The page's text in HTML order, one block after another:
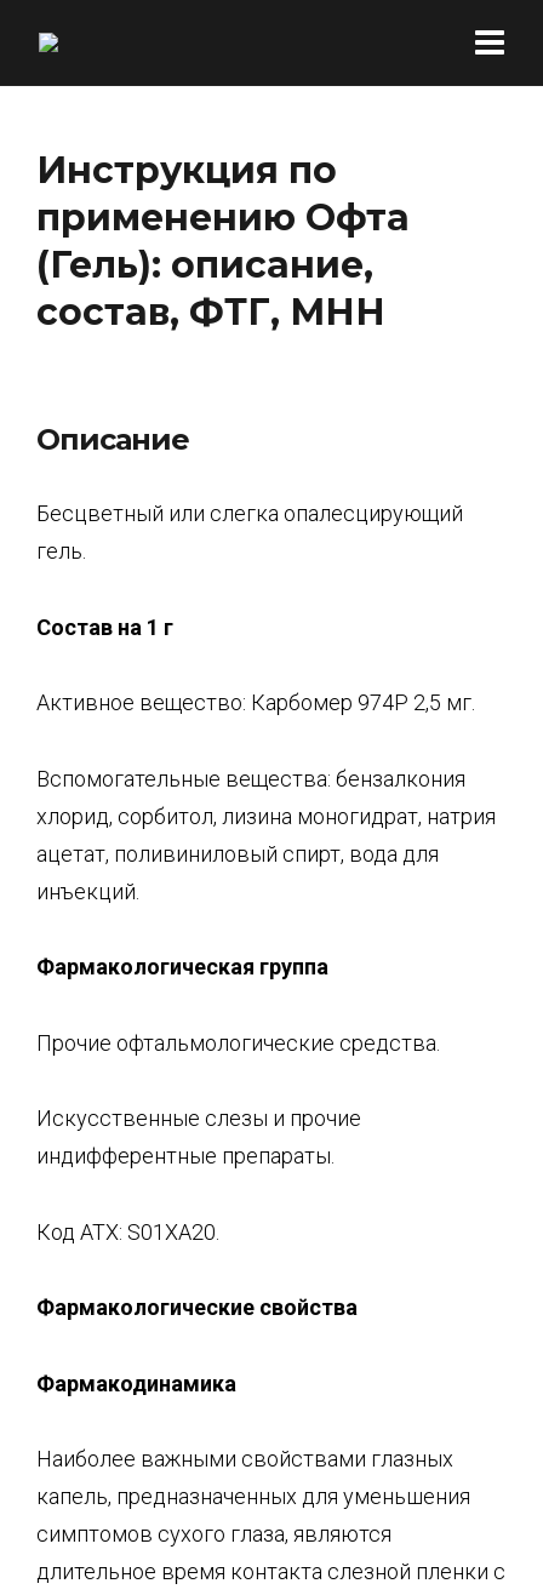
Инструкция по
применению Офта
(Гель): описание,
состав, ФТГ, МНН
Описание
Бесцветный или слегка опалесцирующий
гель.
Состав на 1 г
Активное вещество: Карбомер 974Р 2,5 мг.
Вспомогательные вещества: бензалкония
хлорид, сорбитол, лизина моногидрат, натрия
ацетат, поливиниловый спирт, вода для
инъекций.
Фармакологическая группа
Прочие офтальмологические средства.
Искусственные слезы и прочие
индифферентные препараты.
Код АТХ: S01XA20.
Фармакологические свойства
Фармакодинамика
Наиболее важными свойствами глазных
капель, предназначенных для уменьшения
симптомов сухого глаза, являются
длительное время контакта слезной пленки с